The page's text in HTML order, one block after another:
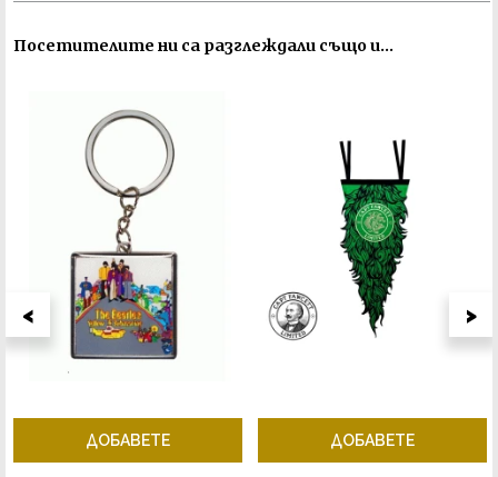
Посетителите ни са разглеждали също и...
ДОБАВЕТЕ ДОБАВЕТЕ
< >